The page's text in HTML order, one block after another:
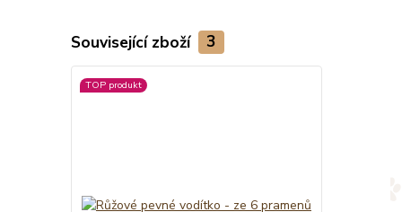
Související zboží 3
TOP produkt